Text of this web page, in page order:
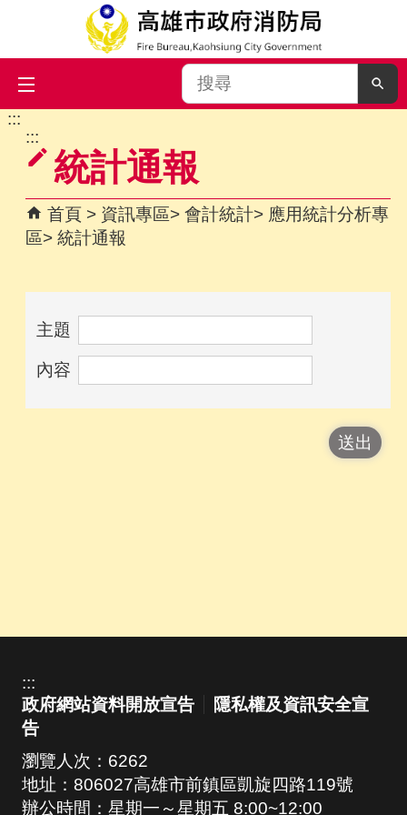
跳到主要內容區塊
搜
尋
:::
:::
統計通報
首頁 資訊專區 會計統計
應用統計分析專
區
統計通報
主題
內容
:::
政府網站資料開放宣告
隱私權及資訊安全宣
告
瀏覽人次： 6262
地址：806027高雄市前鎮區凱旋四路119號
辦公時間：星期一～星期五 8:00~12:00